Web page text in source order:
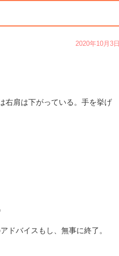
2020年10月3日
右肩は下がっている。手を挙げ
ドバイスもし、無事に終了。